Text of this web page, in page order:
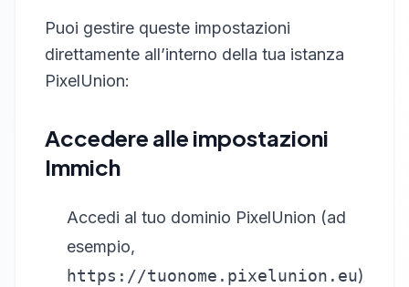
Puoi gestire queste impostazioni
direttamente all’interno della tua istanza
PixelUnion:
Accedere alle impostazioni
Immich
Accedi al tuo dominio PixelUnion (ad
esempio,
https://tuonome.pixelunion.eu)